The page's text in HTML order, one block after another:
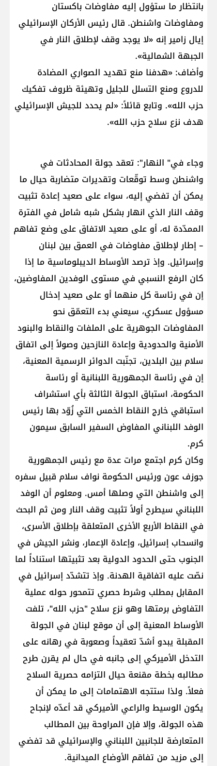
بانتظار ما ستؤول إليه مفاوضات باكستان
ومفاوضات واشنطن. قال رئيس الأركان الإسرائيلي
إيال زامير إنه «لا يوجد وقف لإطلاق النار في
الجبهة الشمالية».
وأضاف: «هدفنا منع تهديد الصواري المضادة
للدروع ومنع التسلل للجليل وتهيئة ظروف تفكيك
حزب الله». وتابع قائلاً: «لم يحدد للجيش الإسرائيلي
هدف نزع سلاح حزب الله».
وجاء في" النهار": تعقد جولة المحادثات في
واشنطن وسط توقّعات وتقديرات متضاربة حيال ما
يمكن أن تفضي إليه، سواء على صعيد إعادة تثبيت
وقف النار الذي انهار بشكل شبه شامل في الفترة
الممدّدة له، أو على صعيد الاتفاق على وضع تفاهم
– إطار لإطلاق مفاوضات في العمق بين لبنان
وإسرائيل. وإذ ترصد الأوساط الديبلوماسية ما إذا
كان الرفع النسبي في مستوى الوفدين المفاوضين،
إن في رئاسة كل منهما أو على صعيد إدخال
مسؤول عسكري، سيعني بدء التعمّق نحو
المفاوضات الجوهرية على الملفات والنقاط والبنود
الأمنية والحدودية وإعادة النازحين وصولاً إلى اتفاق
سلام بين البلدين، تجنّبت الدوائر الرسمية المعنية،
إن في رئاسة الجمهورية اللبنانية أو رئاسة
الحكومة، استباق الجولة الثالثة بأي استشراف
استباقي خارج النقاط الخمس التي زُوّد بها رئيس
الوفد اللبناني المفاوض السفير السابق سيمون
كرم.
وكان كرم اجتمع مرات عدة مع رئيس الجمهورية
جوزف عون ورئيس الحكومة نواف سلام قبيل سفره
إلى واشنطن التي وصلها أمس. ومعلوم أن الوفد
اللبناني سيطرح أولاً تثبيت وقف النار ومن ثم البحث
في النقاط الأربع الأخرى المتعلقة بإطلاق الأسرى،
وانسحاب إسرائيل، وإعادة الإعمار، ونشر الجيش في
الجنوب حتى الحدود الدولية بعد تثبيتها استناداً لما
نصّت عليه اتفاقية الهدنة. وإذ تتشدّد إسرائيل في
المقابل بمطلب وشرط حصري تتمحور حوله عملية
التفاوض برمتها وهو نزع سلاح "حزب الله"، تلفت
الأوساط المعنية إلى أن موقع لبنان في الجولة
المقبلة يبدو أشدّ تعقيداً وصعوبة في رهانه على
التدخل الأميركي إلى جانبه في حال لم يقرن طرح
مطالبه بخطة مقنعة حيال التزامه حصرية السلاح
فعلاً. ولذا ستتجه الاهتمامات إلى ما يمكن أن
يكون الوسيط والراعي الأميركي قد أعدّه لإنجاح
هذه الجولة، وإلا فإن المراوحة بين المطالب
المتعارضة للجانبين اللبناني والإسرائيلي قد تفضي
إلى مزيد من تفاقم الأوضاع الميدانية.